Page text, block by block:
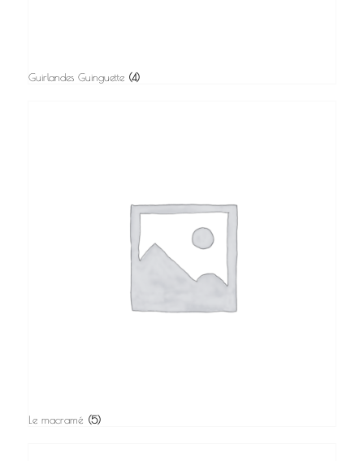
Guirlandes Guinguette (4)
Le macramé (5)